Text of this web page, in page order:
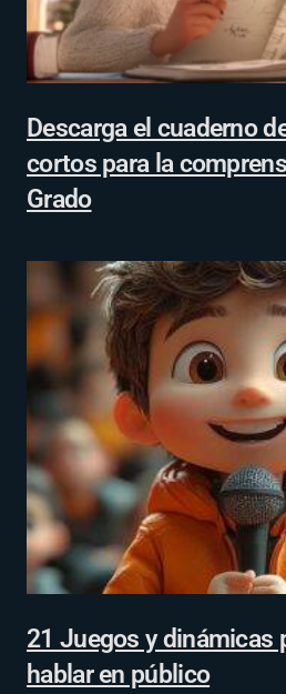
Descarga el cuaderno
cortos para la
Grado
21 Juegos y dinámicas
hablar en público